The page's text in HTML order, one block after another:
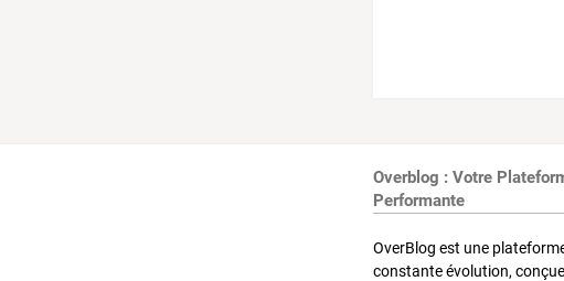
Overblog : Votre
Performante
OverBlog est une
constante évolution,